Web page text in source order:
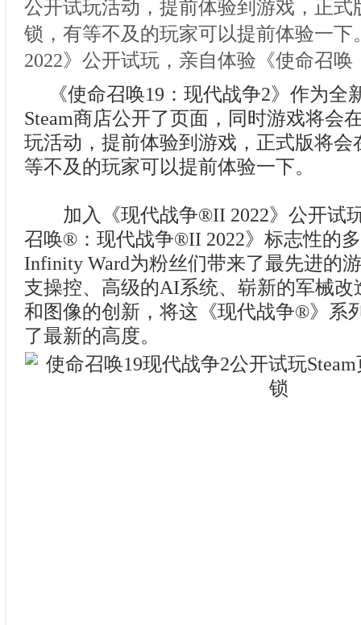
公开试玩活动，提前体验到游戏，正式
锁，有等不及的玩家可以提前体验一
2022》公开试玩，亲自体验《使命召唤
《使命召唤19：现代战争2》作为全
Steam商店公开了页面，同时游戏将会
玩活动，提前体验到游戏，正式版将会
等不及的玩家可以提前体验一下。
加入《现代战争®II 2022》公开试
召唤®：现代战争®II 2022》标志性的
Infinity Ward为粉丝们带来了最先进的
支操控、高级的AI系统、崭新的军械改
和图像的创新，将这《现代战争®》系
了最新的高度。